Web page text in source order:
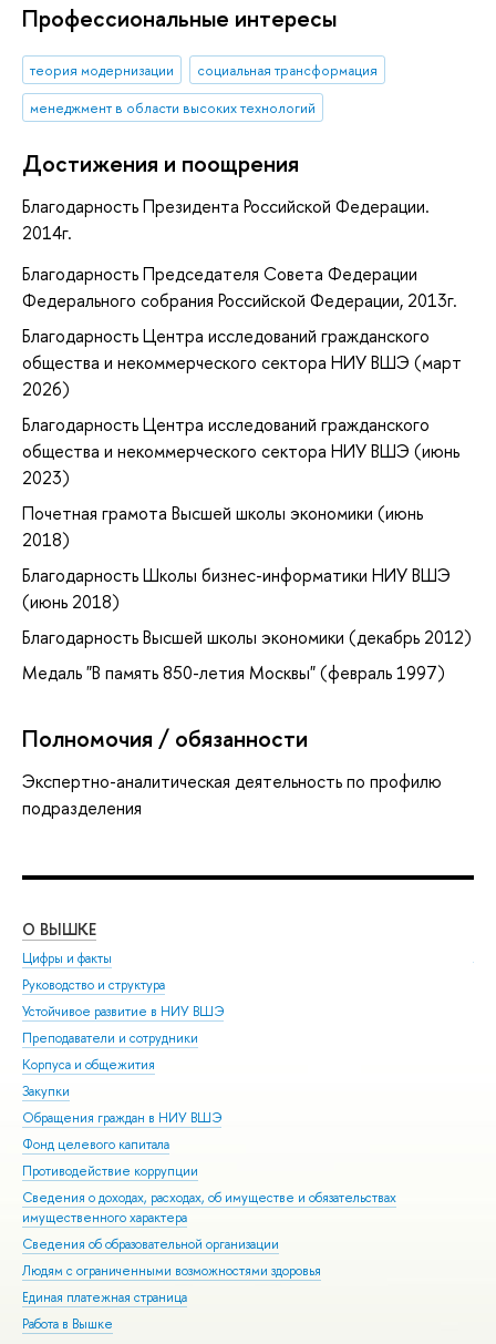
Профессиональные интересы
теория модернизации
социальная трансформация
менеджмент в области высоких технологий
Достижения и поощрения
Благодарность Президента Российской Федерации.
2014г.
Благодарность Председателя Совета Федерации
Федерального собрания Российской Федерации, 2013г.
Благодарность Центра исследований гражданского
общества и некоммерческого сектора НИУ ВШЭ (март
2026)
Благодарность Центра исследований гражданского
общества и некоммерческого сектора НИУ ВШЭ (июнь
2023)
Почетная грамота Высшей школы экономики (июнь
2018)
Благодарность Школы бизнес-информатики НИУ ВШЭ
(июнь 2018)
Благодарность Высшей школы экономики (декабрь 2012)
Медаль "В память 850-летия Москвы" (февраль 1997)
Полномочия / обязанности
Экспертно-аналитическая деятельность по профилю
подразделения
О ВЫШКЕ
Цифры и факты
Руководство и структура
Устойчивое развитие в НИУ ВШЭ
Преподаватели и сотрудники
Корпуса и общежития
Закупки
Обращения граждан в НИУ ВШЭ
Фонд целевого капитала
Противодействие коррупции
Сведения о доходах, расходах, об имуществе и обязательствах
имущественного характера
Сведения об образовательной организации
Людям с ограниченными возможностями здоровья
Единая платежная страница
Работа в Вышке